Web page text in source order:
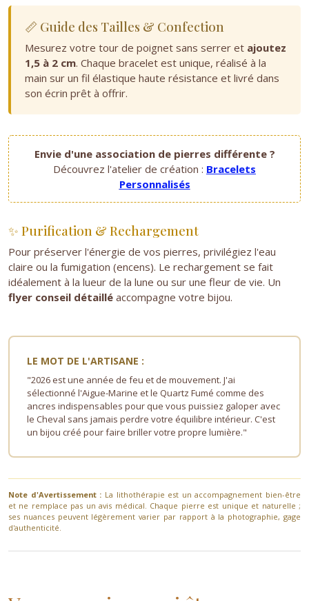
📏 Guide des Tailles & Confection
Mesurez votre tour de poignet sans serrer et ajoutez
1,5 à 2 cm. Chaque bracelet est unique, réalisé à la
main sur un fil élastique haute résistance et livré dans
son écrin prêt à offrir.
Envie d'une association de pierres différente ?
Découvrez l'atelier de création : Bracelets
Personnalisés
✨ Purification & Rechargement
Pour préserver l'énergie de vos pierres, privilégiez l'eau
claire ou la fumigation (encens). Le rechargement se fait
idéalement à la lueur de la lune ou sur une fleur de vie. Un
flyer conseil détaillé accompagne votre bijou.
LE MOT DE L'ARTISANE :
"2026 est une année de feu et de mouvement. J'ai
sélectionné l'Aigue-Marine et le Quartz Fumé comme des
ancres indispensables pour que vous puissiez galoper avec
le Cheval sans jamais perdre votre équilibre intérieur. C'est
un bijou créé pour faire briller votre propre lumière."
Note d'Avertissement : La lithothérapie est un accompagnement bien-être
et ne remplace pas un avis médical. Chaque pierre est unique et naturelle ;
ses nuances peuvent légèrement varier par rapport à la photographie, gage
d'authenticité.